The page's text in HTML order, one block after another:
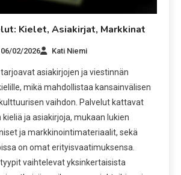
Kielet, Asiakirjat, Markkinat
06/02/2026 Kati Niemi
asiakirjojen ja viestinnän
mikä mahdollistaa kansainvälisen
vaihdon. Palvelut kattavat
kieliä ja asiakirjoja, mukaan lukien
ja markkinointimateriaalit, sekä
on omat erityisvaatimuksensa.
vaihtelevat yksinkertaisista